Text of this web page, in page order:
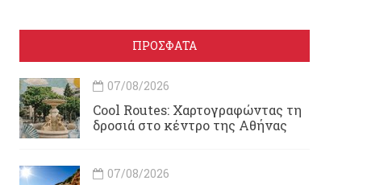
ΠΡΟΣΦΑΤΑ
07/08/2026
Cool Routes: Χαρτογραφώντας τη
δροσιά στο κέντρο της Αθήνας
07/08/2026